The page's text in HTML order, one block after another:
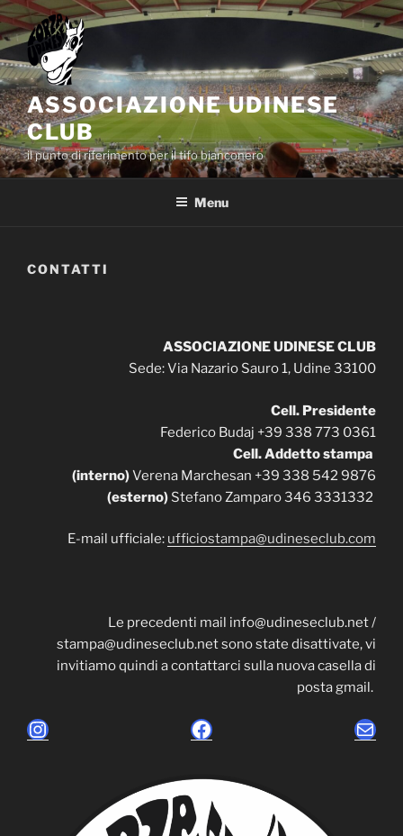
Salta
al
contenuto
ASSOCIAZIONE UDINESE
CLUB
il punto di riferimento per il tifo bianconero
Menu
CONTATTI
ASSOCIAZIONE UDINESE CLUB
Sede: Via Nazario Sauro 1, Udine 33100
Cell. Presidente
Federico Budaj +39 338 773 0361
Cell.Addetto stampa
(interno)Verena Marchesan +39 338 542 9876
(esterno) Stefano Zamparo 346 3331332
E-mail ufficiale: ufficiostampa@udineseclub.com
Le precedenti mail info@udineseclub.net /
stampa@udineseclub.net sono state disattivate, vi
invitiamo quindi a contattarci sulla nuova casella di
posta gmail.
Instagram Facebook